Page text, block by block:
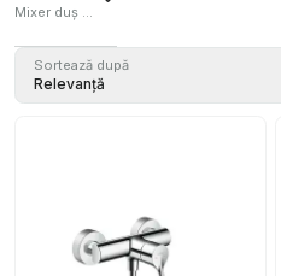
Mixer duș / Robinet de baie
(2 )
Robinet
Sortează după
Relevanță